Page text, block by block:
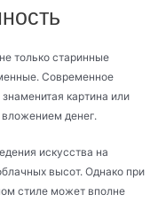
только старинные
Современное
картина или
денег.
искусства на
высот. Однако при
стиле может вполне